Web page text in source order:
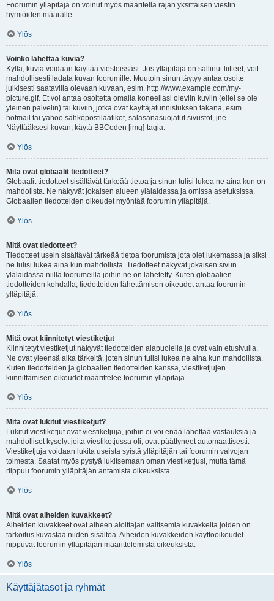
Foorumin ylläpitäjä on voinut myös määritellä rajan yksittäisen viestin
hymiöiden määrälle.
Ylös
Voinko lähettää kuvia?
Kyllä, kuvia voidaan käyttää viesteissäsi. Jos ylläpitäjä on sallinut liitteet, voit
mahdollisesti ladata kuvan foorumille. Muutoin sinun täytyy antaa osoite
julkisesti saatavilla olevaan kuvaan, esim. http://www.example.com/my-
picture.gif. Et voi antaa osoitetta omalla koneellasi oleviin kuviin (ellei se ole
yleinen palvelin) tai kuviin, jotka ovat käyttäjätunnistuksen takana, esim.
hotmail tai yahoo sähköpostilaatikot, salasanasuojatut sivustot, jne.
Näyttääksesi kuvan, käytä BBCoden [img]-tagia.
Ylös
Mitä ovat globaalit tiedotteet?
Globaalit tiedotteet sisältävät tärkeää tietoa ja sinun tulisi lukea ne aina kun on
mahdolista. Ne näkyvät jokaisen alueen ylälaidassa ja omissa asetuksissa.
Globaalien tiedotteiden oikeudet myöntää foorumin ylläpitäjä.
Ylös
Mitä ovat tiedotteet?
Tiedotteet usein sisältävät tärkeää tietoa foorumista jota olet lukemassa ja siksi
ne tulisi lukea aina kun mahdollista. Tiedotteet näkyvät jokaisen sivun
ylälaidassa niillä foorumeilla joihin ne on lähetetty. Kuten globaalien
tiedotteiden kohdalla, tiedotteiden lähettämisen oikeudet antaa foorumin
ylläpitäjä.
Ylös
Mitä ovat kiinnitetyt viestiketjut
Kiinnitetyt viestiketjut näkyvät tiedotteiden alapuolella ja ovat vain etusivulla.
Ne ovat yleensä aika tärkeitä, joten sinun tulisi lukea ne aina kun mahdollista.
Kuten tiedotteiden ja globaalien tiedotteiden kanssa, viestiketjujen
kiinnittämisen oikeudet määrittelee foorumin ylläpitäjä.
Ylös
Mitä ovat lukitut viestiketjut?
Lukitut viestiketjut ovat viestiketjuja, joihin ei voi enää lähettää vastauksia ja
mahdolliset kyselyt joita viestiketjussa oli, ovat päättyneet automaattisesti.
Viestiketjuja voidaan lukita useista syistä ylläpitäjän tai foorumin valvojan
toimesta. Saatat myös pystyä lukitsemaan oman viestiketjusi, mutta tämä
riippuu foorumin ylläpitäjän antamista oikeuksista.
Ylös
Mitä ovat aiheiden kuvakkeet?
Aiheiden kuvakkeet ovat aiheen aloittajan valitsemia kuvakkeita joiden on
tarkoitus kuvastaa niiden sisältöä. Aiheiden kuvakkeiden käyttöoikeudet
riippuvat foorumin ylläpitäjän määrittelemistä oikeuksista.
Ylös
Käyttäjätasot ja ryhmät